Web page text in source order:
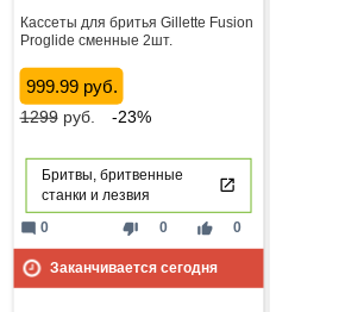
Кассеты для бритья Gillette Fusion
Proglide сменные 2шт.
999.99 руб.
1299руб. -23%
Бритвы, бритвенные
станки и лезвия
thumb_down 0 thumb_up 0
mode_comment 0
Заканчивается сегодня